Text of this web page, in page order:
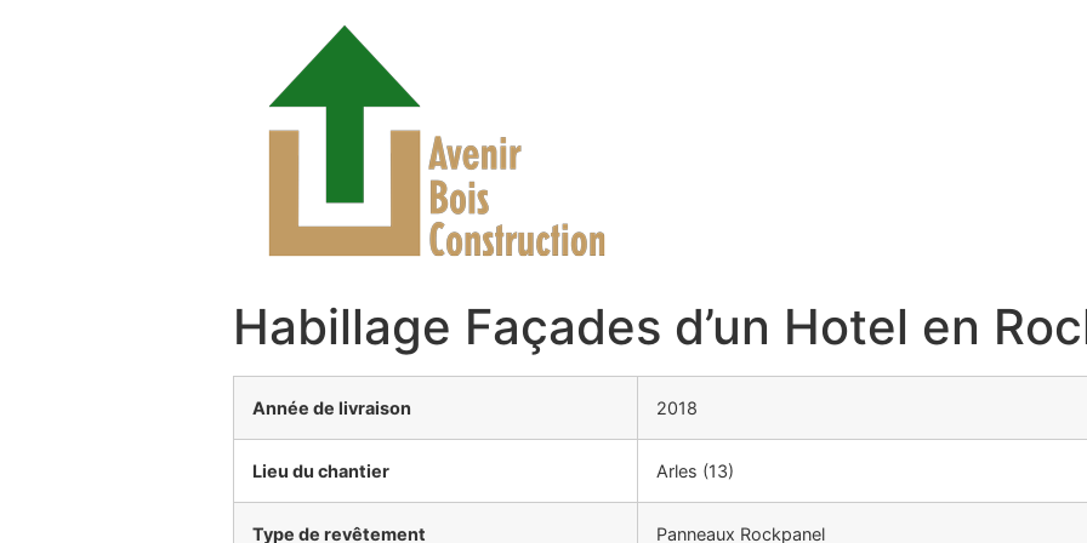
Habillage Façades d’un Hotel en
Année de livraison 2018
Lieu du chantier Arles (13)
Type de revêtement Panneaux Rockpanel